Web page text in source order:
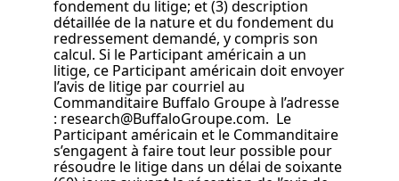
fondement du litige; et (3) description
détaillée de la nature et du fondement du
redressement demandé, y compris son
calcul. Si le Participant américain a un
litige, ce Participant américain doit envoyer
l’avis de litige par courriel au
Commanditaire Buffalo Groupe à l’adresse
: research@BuffaloGroupe.com. Le
Participant américain et le Commanditaire
s’engagent à faire tout leur possible pour
résoudre le litige dans un délai de soixante